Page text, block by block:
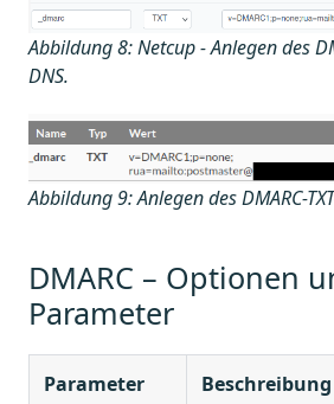
Abbildung 8: Netcup - Anlegen des
DNS.
Abbildung 9: Anlegen des DMARC-
DMARC – Optionen
Parameter
Parameter Beschreibung